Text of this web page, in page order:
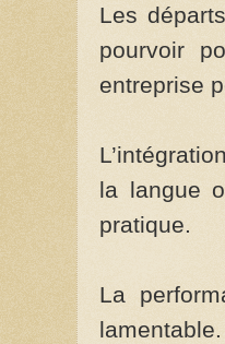
Les
pourvoir
entreprise
la langue
pratique.
La
lamentable.